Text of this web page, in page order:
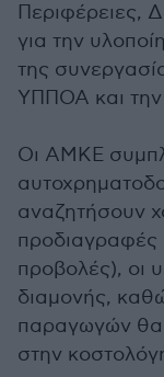
Περιφέρειες,
για την
της
ΥΠΠΟΑ και
Οι ΑΜΚΕ
αναζητήσουν
προδιαγραφές
προβολές), οι
διαμονής,
παραγωγών θα
στην